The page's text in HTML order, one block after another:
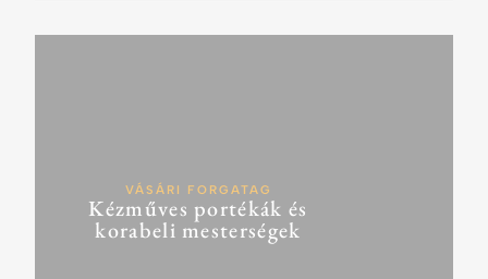
VÁSÁRI FORGATAG
Kézműves portékák és
korabeli mesterségek